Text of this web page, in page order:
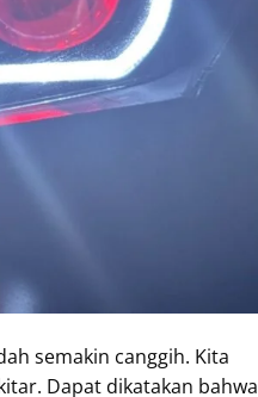
semakin canggih. Kita
Dapat dikatakan bahwa